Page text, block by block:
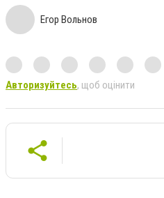
Егор Вольнов
Авторизуйтесь, щоб оцінити